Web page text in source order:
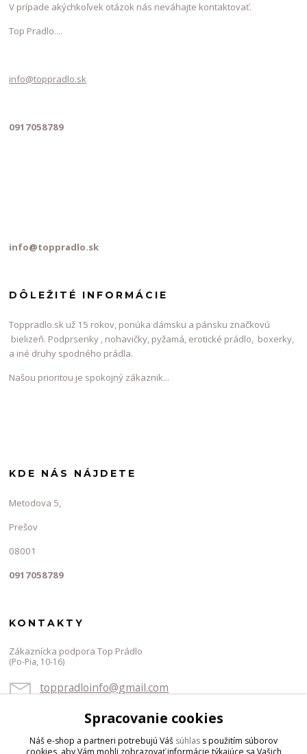
V prípade akýchkoľvek otázok nás neváhajte kontaktovať.
Top Pradlo....
info@toppradlo.sk
0917058789
info@toppradlo.sk
DÔLEŽITÉ INFORMÁCIE
Toppradlo.sk už 15 rokov, ponúka dámsku a pánsku značkovú
bielizeň. Podprsenky , nohavičky, pyžamá, erotické prádlo, boxerky,
a iné druhy spodného prádla.
Našou prioritou je spokojný zákaznik...
KDE NÁS NÁJDETE
Metodova 5,
Prešov
08001
0917058789
KONTAKTY
Zákaznícka podpora Top Prádlo
(Po-Pia, 10-16)
toppradloinfo@gmail.com
Spracovanie cookies
Náš e-shop a partneri potrebujú Váš súhlas s použitím súborov
cookies, aby Vám mohli zobrazovať informácie týkajúce sa Vašich